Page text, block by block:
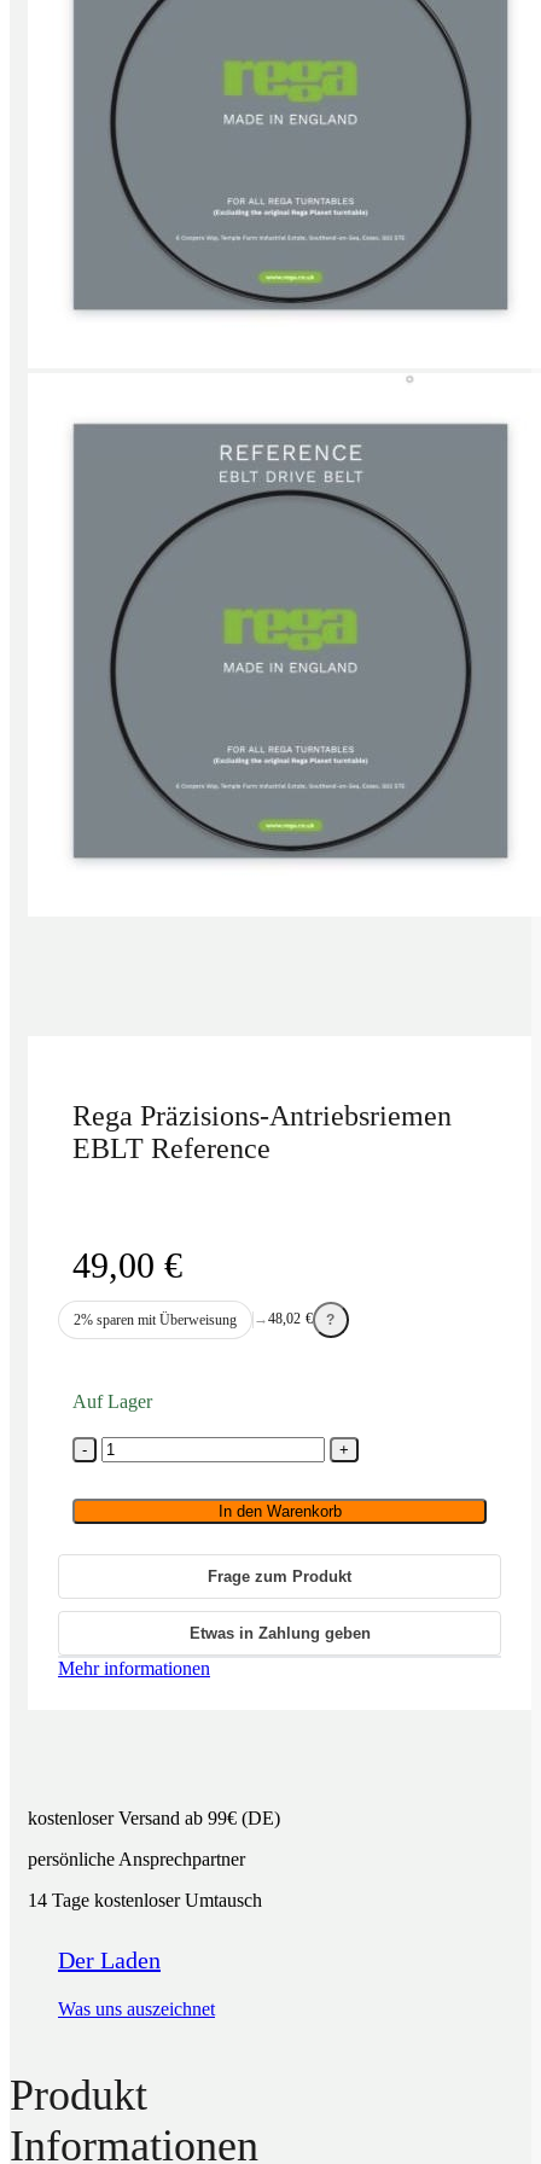
Der Laden
Was uns auszeichnet
Rega Präzisions-Antriebsriemen
EBLT Reference
49,00 €
2% sparen mit Überweisung →48,02 € ?
Auf Lager
Rega
Präzisions-
Menge
In den Warenkorb
Frage zum Produkt
Etwas in Zahlung geben
Mehr informationen
kostenloser Versand ab 99€ (DE)
persönliche Ansprechpartner
14 Tage kostenloser Umtausch
Produkt
Informationen